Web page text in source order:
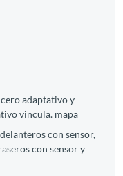
adaptativo y
vincula. mapa
con sensor,
con sensor y